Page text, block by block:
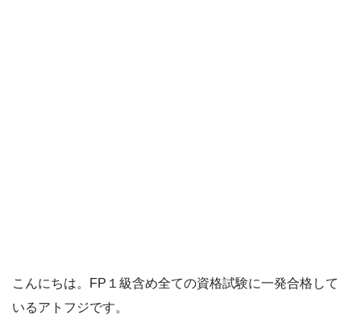
こんにちは。FP１級含め全ての資格試験に一発合格して
いるアトフジです。